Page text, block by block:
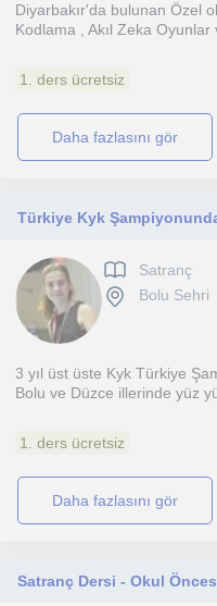
Diyarbakır'da bulunan Özel
Kodlama , Akıl Zeka
1. ders ücretsiz
daha fazlasını gör
Türkiye Kyk
Satranç
Bolu Sehri
3 yıl üst üste Kyk Türkiye
Bolu ve Düzce illerinde yüz
1. ders ücretsiz
daha fazlasını gör
Satranç Dersi - Okul